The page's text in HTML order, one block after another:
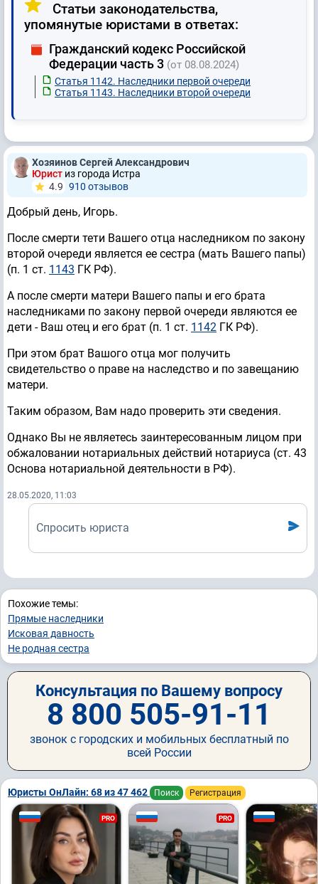
Статьи законодательства,
упомянутые юристами в ответах:
Гражданский кодекс Российской
Федерации часть 3 (от 08.08.2024)
Статья 1142. Наследники первой очереди
Статья 1143. Наследники второй очереди
Хозяинов Сергей Александрович
Юрист из города Истра
4.9 910 отзывов
Добрый день, Игорь.
После смерти тети Вашего отца наследником по закону
второй очереди является ее сестра (мать Вашего папы)
(п. 1 ст. 1143 ГК РФ).
А после смерти матери Вашего папы и его брата
наследниками по закону первой очереди являются ее
дети - Ваш отец и его брат (п. 1 ст. 1142 ГК РФ).
При этом брат Вашого отца мог получить
свидетельство о праве на наследство и по завещанию
матери.
Таким образом, Вам надо проверить эти сведения.
Однако Вы не являетесь заинтересованным лицом при
обжаловании нотариальных действий нотариуса (ст. 43
Основа нотариальной деятельности в РФ).
28.05.2020, 11:03
Спросить юриста
Похожие темы:
Прямые наследники
Исковая давность
Не родная сестра
Консультация по Вашему вопросу
8 800 505-91-11
звонок с городских и мобильных бесплатный по
всей России
Юристы ОнЛайн: 68 из 47 462 Поиск Регистрация
PRO PRO